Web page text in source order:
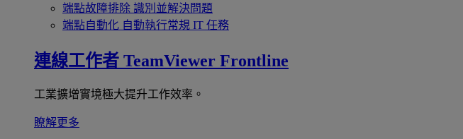
端點故障排除 識別並解決問題
端點自動化 自動執行常規 IT 任務
連線工作者 TeamViewer Frontline
工業擴增實境極大提升工作效率。
瞭解更多